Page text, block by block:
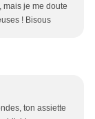
mais je me doute
! Bisous
ton assiette